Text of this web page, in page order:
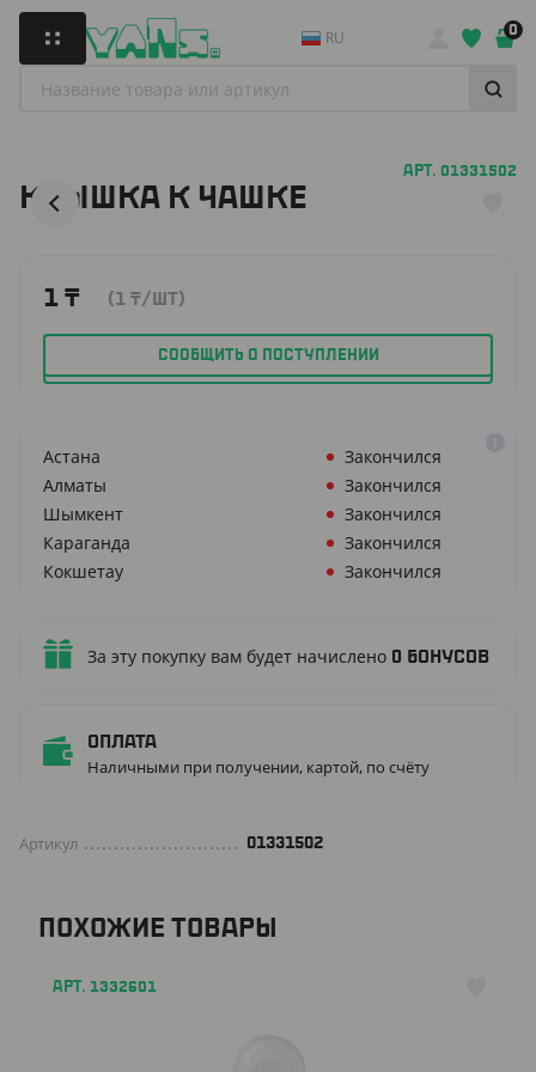
RU 0
КРЫШКА К ЧАШКЕ
АРТ. 01331502
1 ₸ (1 ₸/ШТ)
СООБЩИТЬ О ПОСТУПЛЕНИИ
Астана
Закончился
Алматы
Закончился
Шымкент
Закончился
Караганда
Закончился
Кокшетау
Закончился
За эту покупку вам будет начислено 0 бонусов
Оплата
Наличными при получении, картой, по счёту
Артикул 01331502
ПОХОЖИЕ ТОВАРЫ
АРТ. 1332601